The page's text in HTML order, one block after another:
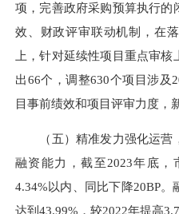
项，完善政府采购预算执行的
效、财政评审联动机制，在
上，针对延续性项目重点审
出66个，调整630个项目涉及
目事前绩效和项目评审力度，
（五）精准发力强化运营
融资能力，截至2023年底
4.34%以内、同比下降20BP
达到43.99%，较2022年提高